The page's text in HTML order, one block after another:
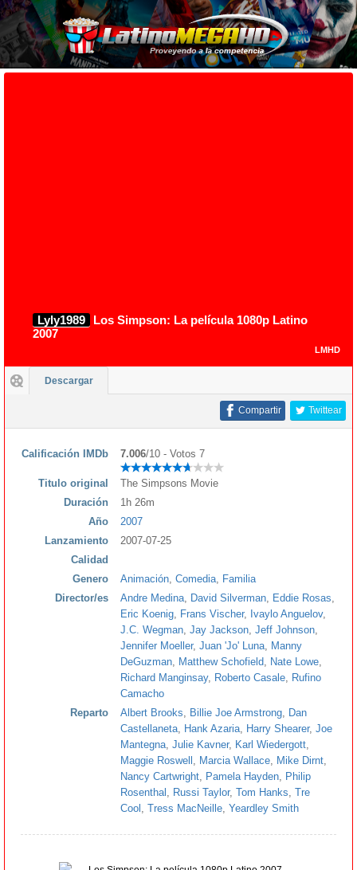
Lyly1989
Los Simpson: La película 1080p Latino
2007
LMHD
Descargar
Twittear
Compartir
Calificación IMDb 7.006/10 - Votos 7
Titulo original
The Simpsons Movie
Duración
1h 26m
Año
2007
Lanzamiento
2007-07-25
Calidad
Genero
Animación Comedia
Familia
Director/es
Andre Medina David Silverman Eddie Rosas
Eric Koenig
Frans Vischer, Ivaylo Anguelov,
J.C. Wegman Jay Jackson Jeff Johnson
Jennifer Moeller, Juan 'Jo' Luna
Manny
DeGuzman
Matthew Schofield Nate Lowe
Richard Manginsay, Roberto Casale
Rufino
Camacho
Reparto
Albert Brooks Billie Joe Armstrong
Dan
Castellaneta
Hank Azaria Harry Shearer, Joe
Mantegna Julie Kavner, Karl Wiedergott
Maggie Roswell
Marcia Wallace Mike Dirnt
Nancy Cartwright
Pamela Hayden
Philip
Rosenthal
Russi Taylor, Tom Hanks Tre
Cool
Tress MacNeille Yeardley Smith